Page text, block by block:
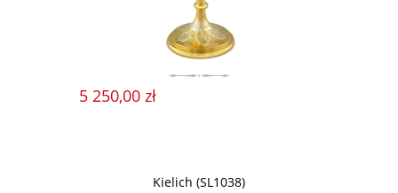
5 250,00 zł
Kielich (SL1038)